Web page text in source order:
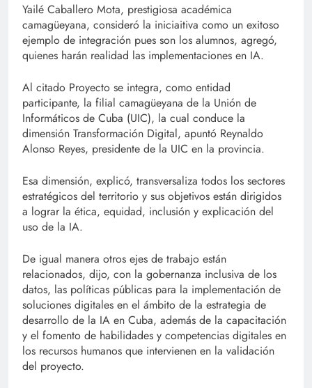
Yailé Caballero Mota, prestigiosa académica
camagüeyana, consideró la iniciaitiva como un exitoso
ejemplo de integración pues son los alumnos, agregó,
quienes harán realidad las implementaciones en IA.
Al citado Proyecto se integra, como entidad
participante, la filial camagüeyana de la Unión de
Informáticos de Cuba (UIC), la cual conduce la
dimensión Transformación Digital, apuntó Reynaldo
Alonso Reyes, presidente de la UIC en la provincia.
Esa dimensión, explicó, transversaliza todos los sectores
estratégicos del territorio y sus objetivos están dirigidos
a lograr la ética, equidad, inclusión y explicación del
uso de la IA.
De igual manera otros ejes de trabajo están
relacionados, dijo, con la gobernanza inclusiva de los
datos, las políticas públicas para la implementación de
soluciones digitales en el ámbito de la estrategia de
desarrollo de la IA en Cuba, además de la capacitación
y el fomento de habilidades y competencias digitales en
los recursos humanos que intervienen en la validación
del proyecto.